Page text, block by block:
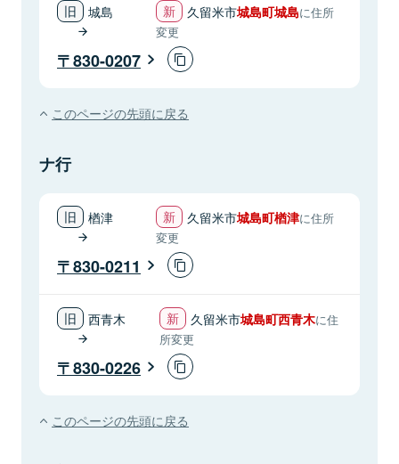
城島 久留米市城島町城島に住所
変更
830-0207
このページの先頭に戻る
ナ行
楢津 久留米市城島町楢津に住所
変更
830-0211
西青木 久留米市城島町西青木に住
所変更
830-0226
このページの先頭に戻る